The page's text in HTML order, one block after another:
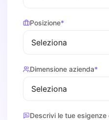
Posizione*
Dimensione azienda*
Descrivi le tue esigenze